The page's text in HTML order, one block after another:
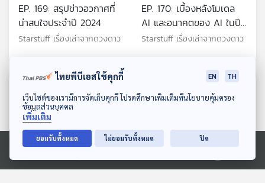
ดาวน์โหลด Thai PBS Podcast Application
Ⓒ 2020 องค์การกระจายเสียงและแพร่ภาพสาธารณะแห่งประเทศไทย
EP. 169: สรุปข่าวอวกาศที่
น่าสนใจประจำปี 2024
Starstuff เรื่องเล่าจากดวงดาว
EP. 170: เบื้องหลังโมเดล
AI และอนาคตของ AI ในปี
2025
Starstuff เรื่องเล่าจากดวงดาว
ไทยพีบีเอสใช้คุกกี้ EN TH
เว็บไซต์ของเรามีการจัดเก็บคุกกี้ โปรดศึกษาเพิ่มเติมที่นโยบายคุ้มครอง
ข้อมูลส่วนบุคคล
เพิ่มเติม
ยอมรับทั้งหมด ไม่ยอมรับทั้งหมด ปิด